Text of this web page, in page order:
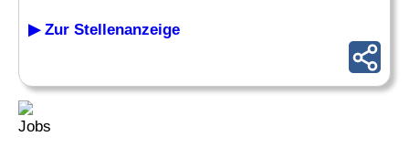
▶ Zur Stellenanzeige